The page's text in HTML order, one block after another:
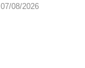
07/08/2026